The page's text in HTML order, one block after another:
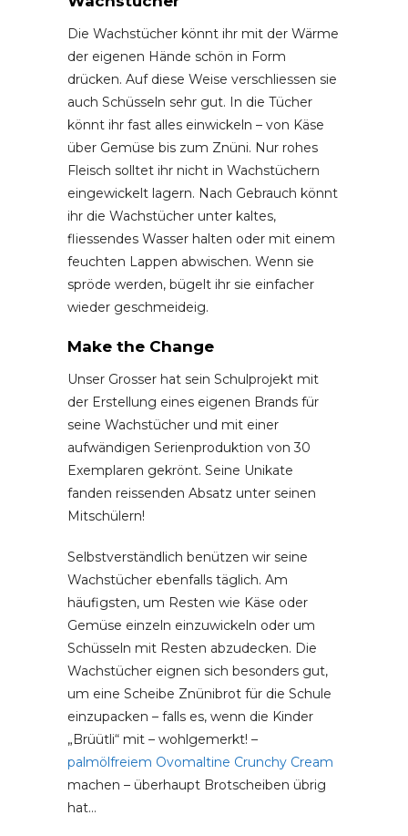
Die Wachstücher könnt ihr mit der Wärme
der eigenen Hände schön in Form
drücken. Auf diese Weise verschliessen sie
auch Schüsseln sehr gut. In die Tücher
könnt ihr fast alles einwickeln – von Käse
über Gemüse bis zum Znüni. Nur rohes
Fleisch solltet ihr nicht in Wachstüchern
eingewickelt lagern. Nach Gebrauch könnt
ihr die Wachstücher unter kaltes,
fliessendes Wasser halten oder mit einem
feuchten Lappen abwischen. Wenn sie
spröde werden, bügelt ihr sie einfacher
wieder geschmeideig.
Make the Change
Unser Grosser hat sein Schulprojekt mit
der Erstellung eines eigenen Brands für
seine Wachstücher und mit einer
aufwändigen Serienproduktion von 30
Exemplaren gekrönt. Seine Unikate
fanden reissenden Absatz unter seinen
Mitschülern!
Selbstverständlich benützen wir seine
Wachstücher ebenfalls täglich. Am
häufigsten, um Resten wie Käse oder
Gemüse einzeln einzuwickeln oder um
Schüsseln mit Resten abzudecken. Die
Wachstücher eignen sich besonders gut,
um eine Scheibe Znünibrot für die Schule
einzupacken – falls es, wenn die Kinder
„Brüütli“ mit – wohlgemerkt! –
palmölfreiem Ovomaltine Crunchy Cream
machen – überhaupt Brotscheiben übrig
hat…